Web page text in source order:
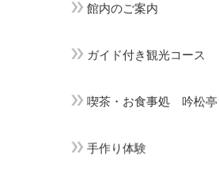
館内のご案内
ガイド付き観光コース
喫茶・お食事処 吟松亭
手作り体験